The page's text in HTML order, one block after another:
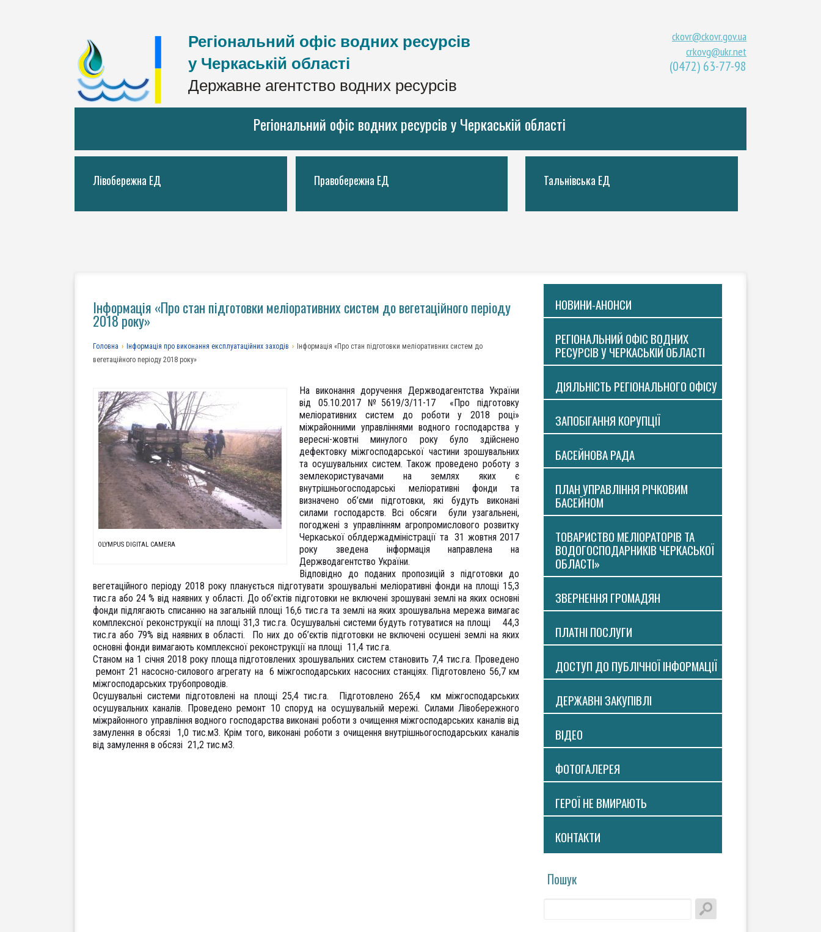
Регіональний офіс водних ресурсів
у Черкаській області
Державне агентство водних ресурсів
ckovr@ckovr.gov.ua
crkovg@ukr.net
(0472) 63-77-98
Регіональний офіс водних ресурсів у Черкаській області
Лівобережна ЕД Правобережна ЕД Тальнiвська ЕД
НОВИНИ-АНОНСИ
РЕГІОНАЛЬНИЙ ОФІС ВОДНИХ
РЕСУРСІВ У ЧЕРКАСЬКІЙ ОБЛАСТІ
ДІЯЛЬНІСТЬ РЕГІОНАЛЬНОГО ОФІСУ
ЗАПОБІГАННЯ КОРУПЦІЇ
БАСЕЙНОВА РАДА
ПЛАН УПРАВЛІННЯ РІЧКОВИМ
БАСЕЙНОМ
ТОВАРИСТВО МЕЛІОРАТОРІВ ТА
ВОДОГОСПОДАРНИКІВ ЧЕРКАСЬКОЇ
ОБЛАСТІ»
ЗВЕРНЕННЯ ГРОМАДЯН
ПЛАТНI ПОСЛУГИ
ДОСТУП ДО ПУБЛІЧНОЇ ІНФОРМАЦІЇ
ДЕРЖАВНІ ЗАКУПІВЛІ
ВIДЕО
ФОТОГАЛЕРЕЯ
ГЕРОЇ НЕ ВМИРАЮТЬ
КОНТАКТИ
Пошук
Інформація «Про стан підготовки меліоративних систем до вегетаційного періоду
2018 року»
Головна › Інформація про виконання експлуатаційних заходів ›
Інформація «Про стан підготовки меліоративних систем до
вегетаційного періоду 2018 року»
OLYMPUS DIGITAL CAMERA
На виконання доручення Держводагентства України
від 05.10.2017 №5619/3/11-17 «Про підготовку
меліоративних систем до роботи у 2018 році»
міжрайонними управліннями водного господарства у
вересні-жовтні минулого року було здійснено
дефектовку міжгосподарської частини зрошувальних
та осушувальних систем. Також проведено роботу з
землекористувачами на землях яких є
внутрішньогосподарські меліоративні фонди та
визначено об’єми підготовки, які будуть виконані
силами господарств. Всі обсяги були узагальнені,
погоджені з управлінням агропромислового розвитку
Черкаської облдержадміністрації та 31 жовтня 2017
року зведена інформація направлена на
Держводагентство України.
Відповідно до поданих пропозицій з підготовки до
вегетаційного періоду 2018 року планується підготувати зрошувальні меліоративні фонди на площі 15,3
тис.га або 24 % від наявних у області. До об’єктів підготовки не включені зрошувані землі на яких основні
фонди підлягають списанню на загальній площі 16,6 тис.га та землі на яких зрошувальна мережа вимагає
комплексної реконструкції на площі 31,3 тис.га. Осушувальні системи будуть готуватися на площі 44,3
тис.га або 79% від наявних в області. По них до об’єктів підготовки не включені осушені землі на яких
основні фонди вимагають комплексної реконструкції на площі 11,4 тис.га.
Станом на 1 січня 2018 року площа підготовлених зрошувальних систем становить 7,4 тис.га. Проведено
ремонт 21 насосно-силового агрегату на 6 міжгосподарських насосних станціях. Підготовлено 56,7 км
міжгосподарських трубопроводів.
Осушувальні системи підготовлені на площі 25,4 тис.га. Підготовлено 265,4 км міжгосподарських
осушувальних каналів. Проведено ремонт 10 споруд на осушувальній мережі. Силами Лівобережного
міжрайонного управління водного господарства виконані роботи з очищення міжгосподарських каналів від
замулення в обсязі 1,0 тис.м3. Крім того, виконані роботи з очищення внутрішньогосподарських каналів
від замулення в обсязі 21,2 тис.м3.